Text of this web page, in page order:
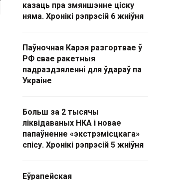
казаць пра змяншэнне ціску
няма. Хронікі рэпрэсій 6 жніўня
Паўночная Карэя разгортвае ў
РФ свае ракетныя
падраздзяленні для ўдараў па
Украіне
Больш за 2 тысячы
ліквідаваных НКА і новае
папаўненне «экстрэмісцкага»
спісу. Хронікі рэпрэсій 5 жніўня
Еўрапейская